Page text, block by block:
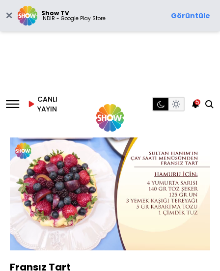
Show TV
İNDİR - Google Play Store Görüntüle
CANLI
YAYIN
5
Sesi
Aç
360P
Yüklendi:
Hızı
Fransız Tart